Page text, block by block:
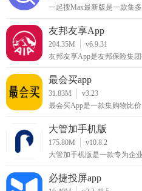
一起搜Max最新版是一款集
友邦友享App
204.35M
v6.9.31
友邦友享App是友邦保险集
最会买app
31.83M
v3.23
最会买App是一款集购物比
大管加手机版
175.80M
v10.8.2
大管加手机版是一款专为企
必捷投屏app